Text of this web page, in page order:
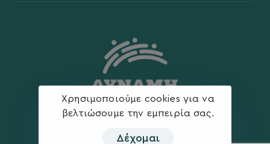
Χρησιμοποιούμε cookies για να
βελτιώσουμε την εμπειρία σας.
Δέχομαι